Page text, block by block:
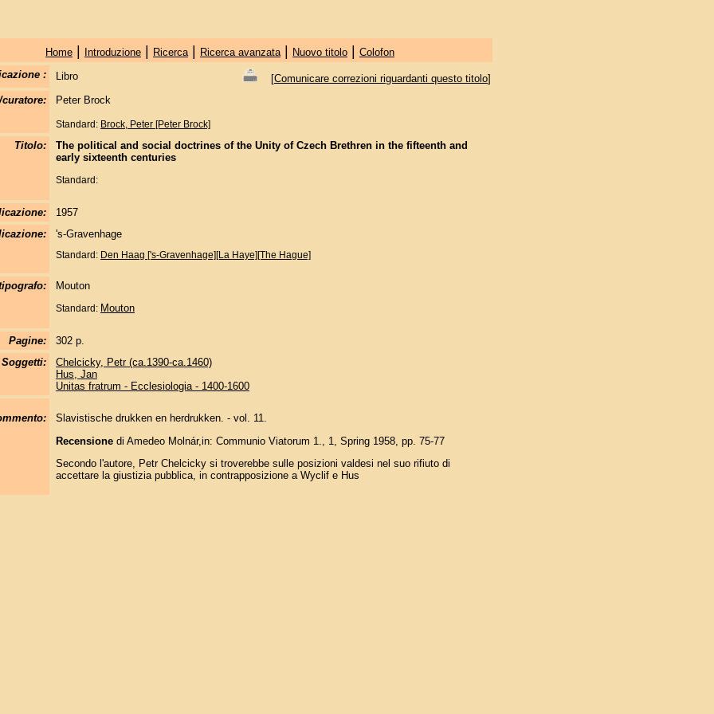
Home| Introduzione| Ricerca| Ricerca avanzata| Nuovo titolo| Colofon
:
Libro [Comunicare correzioni riguardanti questo titolo]
Peter Brock
Standard: Brock, Peter [Peter Brock]
Titolo:
The political and social doctrines of the Unity of Czech Brethren in the fifteenth and
early sixteenth centuries
Standard:
1957
's-Gravenhage
Standard: Den Haag ['s-Gravenhage][La Haye][The Hague]
Mouton
Standard: Mouton
Pagine:
302 p.
Soggetti:
Chelcicky, Petr (ca.1390-ca.1460)
Hus, Jan
Unitas fratrum - Ecclesiologia - 1400-1600
Slavistische drukken en herdrukken. - vol. 11.
Recensione di Amedeo Molnár,in: Communio Viatorum 1., 1, Spring 1958, pp. 75-77
Secondo l'autore, Petr Chelcicky si troverebbe sulle posizioni valdesi nel suo rifiuto di
accettare la giustizia pubblica, in contrapposizione a Wyclif e Hus